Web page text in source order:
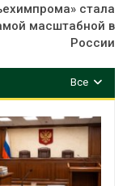
стала
масштабной в
России
Все